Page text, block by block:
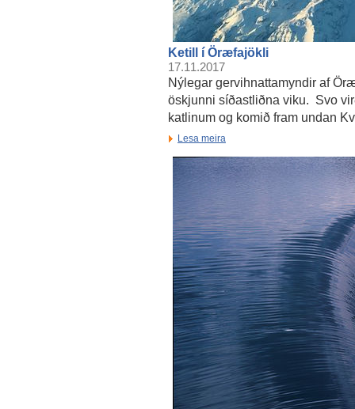
Ketill í Öræfajökli
17.11.2017
Nýlegar gervihnattamyndir af
öskjunni síðastliðna viku. Svo
katlinum og komið fram undan
Lesa meira